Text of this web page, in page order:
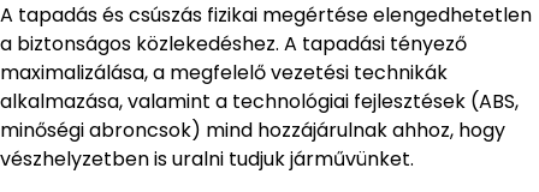
A tapadás és csúszás fizikai megértése elengedhetetlen
a biztonságos közlekedéshez. A tapadási tényező
maximalizálása, a megfelelő vezetési technikák
alkalmazása, valamint a technológiai fejlesztések (ABS,
minőségi abroncsok) mind hozzájárulnak ahhoz, hogy
vészhelyzetben is uralni tudjuk járművünket.